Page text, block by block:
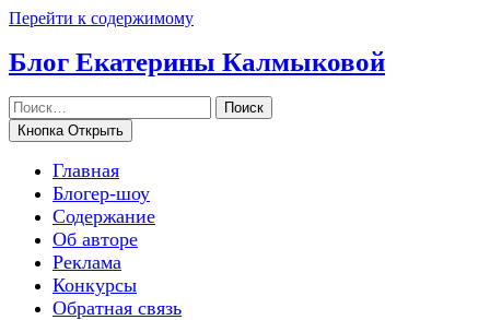
Перейти к содержимому
Блог Екатерины Калмыковой
Поиск
Кнопка Открыть
Главная
Блогер-шоу
Содержание
Об авторе
Реклама
Конкурсы
Обратная связь